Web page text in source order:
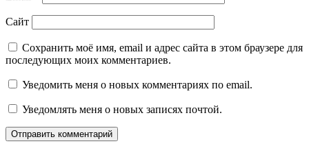
Сайт
Сохранить моё имя, email и адрес сайта в этом браузере для
последующих моих комментариев.
Уведомить меня о новых комментариях по email.
Уведомлять меня о новых записях почтой.